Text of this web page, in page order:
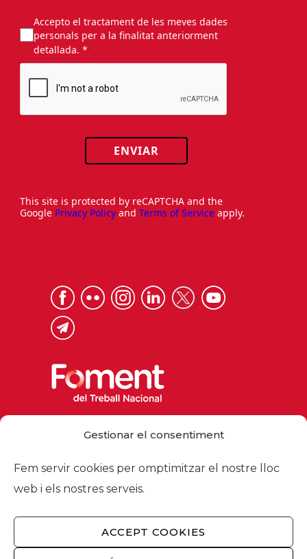
Gestionar el consentiment
Fem servir cookies per omptimitzar el nostre lloc
web i els nostres serveis.
ACCEPT COOKIES
Accepto el tractament de les meves dades
personals per a la finalitat anteriorment
detallada. *
ENVIAR
This site is protected by reCAPTCHA and the
Google Privacy Policy and Terms of Service apply.
foment@foment.com
© 2026 - Foment del Treball Nacional
Nosaltres